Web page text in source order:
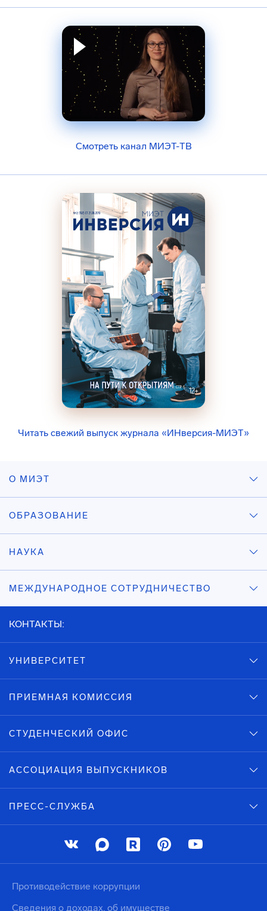
Смотреть канал МИЭТ-ТВ
Читать свежий выпуск журнала «ИНверсия-МИЭТ»
О МИЭТ
ОБРАЗОВАНИЕ
НАУКА
МЕЖДУНАРОДНОЕ СОТРУДНИЧЕСТВО
КОНТАКТЫ:
УНИВЕРСИТЕТ
ПРИЕМНАЯ КОМИССИЯ
СТУДЕНЧЕСКИЙ ОФИС
АССОЦИАЦИЯ ВЫПУСКНИКОВ
ПРЕСС-СЛУЖБА
Противодействие коррупции
Сведения о доходах, об имуществе